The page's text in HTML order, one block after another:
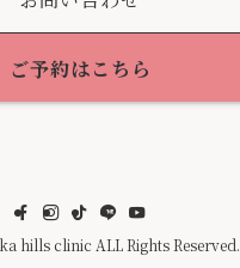
ご予約はこちら
hills clinic ALL Rights Reserved.